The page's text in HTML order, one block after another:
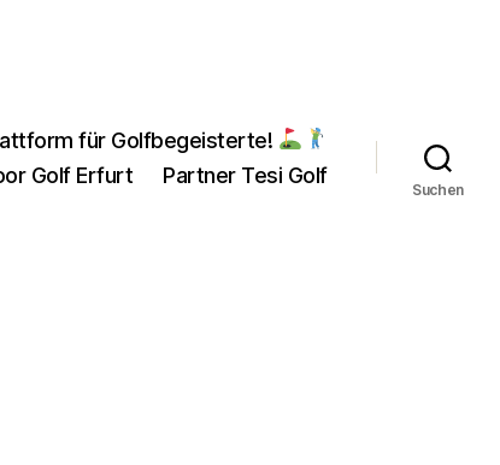
für Golfbegeisterte!
Golf Erfurt
Partner Tesi Golf
Suchen